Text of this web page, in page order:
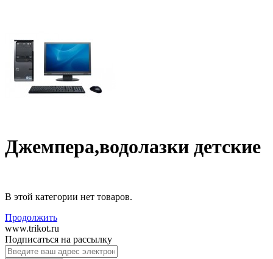
Джемпера,водолазки детские
В этой категории нет товаров.
Продолжить
www.trikot.ru
Подписаться на рассылку